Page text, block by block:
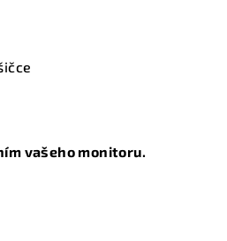
vašeho monitoru.